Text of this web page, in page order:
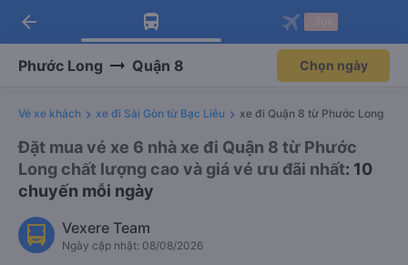
Tải app Vexere ngay!
Nhận ưu đãi thành viên độc
Mở app
Tải app Vexere
-30k/ghế khi đặt vé máy bay qua
Mở app
arrow_back
Phước Long Quận 8 Chọn ngày
Vé xe khách xe đi Sài Gòn từ Bạc Liêu xe đi Quận 8 từ Phước Long
Đặt mua vé xe 6 nhà xe đi Quận 8 từ Phước
Long chất lượng cao và giá vé ưu đãi nhất: 10
chuyến mỗi ngày
Vexere Team
Ngày cập nhật: 08/08/2026